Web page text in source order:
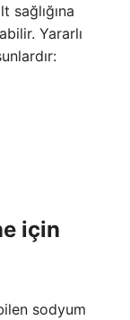
sağlığına
Yararlı
için
sodyum